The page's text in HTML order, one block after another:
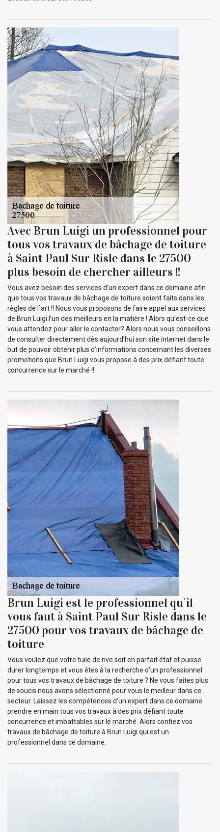
Avec Brun Luigi un professionnel pour
tous vos travaux de bâchage de toiture
à Saint Paul Sur Risle dans le 27500
plus besoin de chercher ailleurs !!
Vous avez besoin des services d’un expert dans ce domaine afin
que tous vos travaux de bâchage de toiture soient faits dans les
règles de l`art !! Nous vous proposons de faire appel aux services
de Brun Luigi l’un des meilleurs en la matière ! Alors qu’est-ce que
vous attendez pour aller le contacter? Alors nous vous conseillons
de consulter directement dès aujourd’hui son site internet dans le
but de pouvoir obtenir plus d’informations concernant les diverses
promotions que Brun Luigi vous propose à des prix défiant toute
concurrence sur le marché !!
Brun Luigi est le professionnel qu`il
vous faut à Saint Paul Sur Risle dans le
27500 pour vos travaux de bâchage de
toiture
Vous voulez que votre tuile de rive soit en parfait état et puisse
durer longtemps et vous êtes à la recherche d’un professionnel
pour tous vos travaux de bâchage de toiture ? Ne vous faites plus
de soucis nous avons sélectionné pour vous le meilleur dans ce
secteur. Laissez les compétences d’un expert dans ce domaine
prendre en main tous vos travaux à des prix défiant toute
concurrence et imbattables sur le marché. Alors confiez vos
travaux de bâchage de toiture à Brun Luigi qui est un
professionnel dans ce domaine.